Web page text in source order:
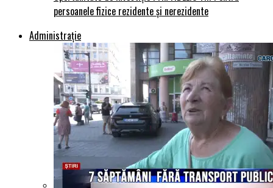
persoanele fizice rezidente și nerezidente
Administraţie